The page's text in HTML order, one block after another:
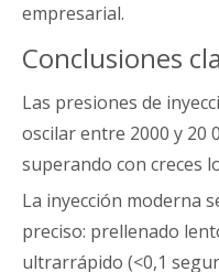
empresarial.
Conclusiones
Las presiones de
oscilar entre 2000 y 20
superando con creces
La inyección moderna
preciso: prellenado
ultrarrápido (<0,1